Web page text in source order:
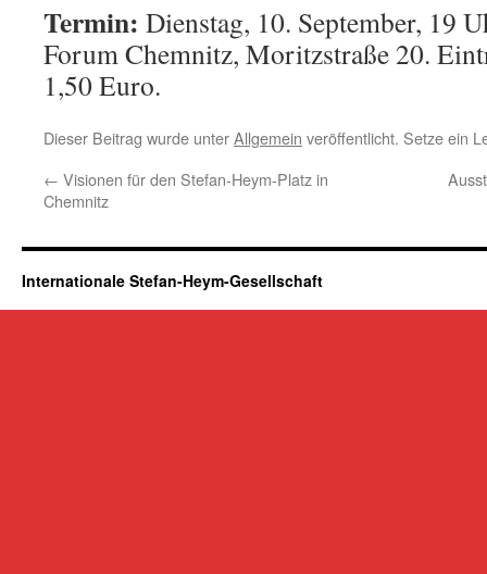
Termin: Dienstag, 10. September, 19
Forum Chemnitz, Moritzstraße 20.
1,50 Euro.
Dieser Beitrag wurde unterAllgemein veröffentlicht. Setze ein
← Visionen für den Stefan-Heym-Platz in
Chemnitz
Internationale Stefan-Heym-Gesellschaft